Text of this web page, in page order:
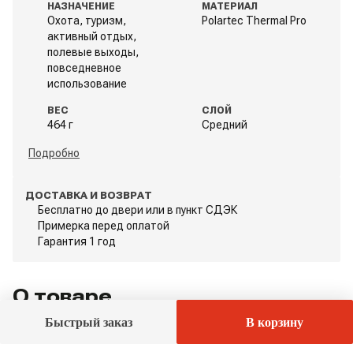
Сотрудничество
Контакты 8 (812) 237-33-10
Головные уборы
Смотреть все
Подписаться
на рассылку
Никакого спама. Только новые коллекции, полезные
Электронная почта
Я ознакомлен(а) с
Правилами обработки персональных
данныхи даюСогласие на обработку персональных
данных
Проблемы с авторизацией? Свяжитесь с нами
ДОСТАВКА И ВОЗВРАТ
Бесплатно до двери или в пункт СДЭК
Примерка перед оплатой
Гарантия 1 год
НАЗНАЧЕНИЕ
Охота, туризм,
активный отдых,
полевые выходы,
повседневное
использование
МАТЕРИАЛ
Polartec Thermal Pro
ВЕС
464 г
СЛОЙ
Средний
Подробно
О товаре
ОПИСАНИЕМАТЕРИАЛЫ ОСОБЕННОСТИ КРОЯ
Быстрый заказ В корзину